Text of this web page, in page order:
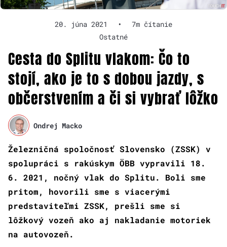
20. júna 2021 •
7m čítanie
Ostatné
Cesta do Splitu vlakom: Čo to
stojí, ako je to s dobou jazdy, s
občerstvením a či si vybrať lôžko
Ondrej Macko
Železničná spoločnosť Slovensko (ZSSK) v
spolupráci s rakúskym ÖBB vypravili 18.
6. 2021, nočný vlak do Splitu. Boli sme
pritom, hovorili sme s viacerými
predstaviteľmi ZSSK, prešli sme si
lôžkový vozeň ako aj nakladanie motoriek
na autovozeň.